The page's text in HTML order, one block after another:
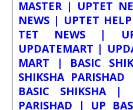
MASTER | UPTET
NEWS | UPTET
TET NEWS |
UPDATEMART |
MART | BASIC
SHIKSHA
BASIC SHIKSHA |
PARISHAD | UP